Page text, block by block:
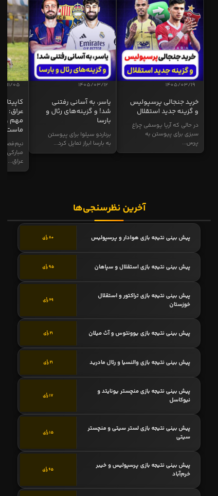
1405/03/19
خرید جنجالی پرسپولیس
و گزینه جدید استقلال
در حالی که آریا یوسفی چراغ
سبزی برای پیوستن به
پرس...
1405/03/12
یاسر، به آسانی رفتنی
شد! و گزینه‌های رئال و
بارسا
برناردو سیلوا برای پیوستن
به بارسا ابراز تمایل کرد...
11/05
عراق:
مهم و
ماست
نیم‌فصل
مبارکی
عراق...
آخرین نظرسنجی‌ها
پیش بینی نتیجه بازی هوادار و پرسپولیس 80 رأی
پیش بینی نتیجه بازی استقلال و سپاهان 95 رأی
پیش بینی نتیجه بازی تراکتور و استقلال
خوزستان
69 رأی
پیش بینی نتیجه بازی یوونتوس و آث میلان 21 رأی
پیش بینی نتیجه بازی والنسیا و رئال مادرید 21 رأی
پیش بینی نتیجه بازی منچستر یونایتد و
نیوکاسل
17 رأی
پیش بینی نتیجه بازی لستر سیتی و منچستر
سیتی
15 رأی
پیش بینی نتیجه بازی پرسپولیس و خیبر
خرم‌آباد
65 رأی